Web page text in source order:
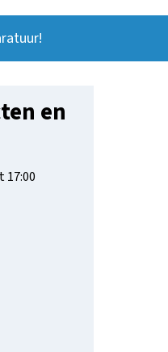
en
17:00